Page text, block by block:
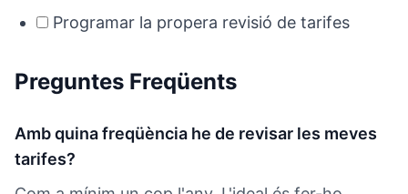
Programar la propera revisió de tarifes
Preguntes Freqüents
Amb quina freqüència he de revisar les meves
tarifes?